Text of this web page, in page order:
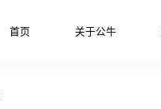
首页 关于公牛